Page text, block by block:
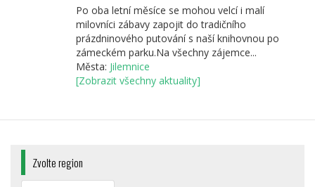
Po oba letní měsíce se mohou velcí i malí
milovníci zábavy zapojit do tradičního
prázdninového putování s naší knihovnou po
zámeckém parku.Na všechny zájemce...
Města: Jilemnice
[Zobrazit všechny aktuality]
Zvolte region